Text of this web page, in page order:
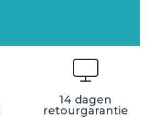
14 dagen
retourgarantie